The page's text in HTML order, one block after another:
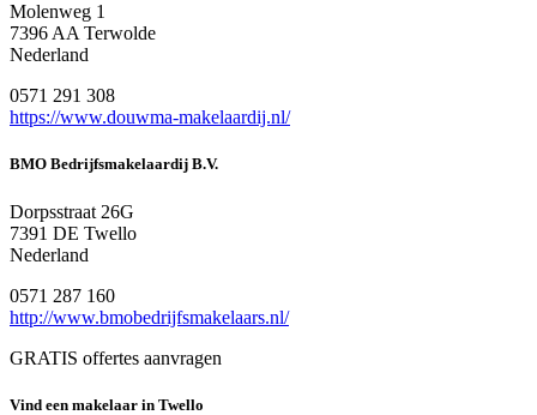
Molenweg 1
7396 AA Terwolde
Nederland
0571 291 308
https://www.douwma-makelaardij.nl/
BMO Bedrijfsmakelaardij B.V.
Dorpsstraat 26G
7391 DE Twello
Nederland
0571 287 160
http://www.bmobedrijfsmakelaars.nl/
GRATIS offertes aanvragen
Vind een makelaar in Twello